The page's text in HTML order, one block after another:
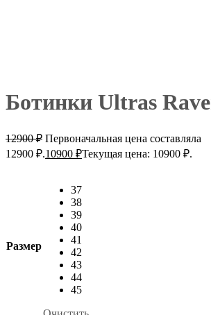
Ботинки Ultras
12900₽ Первоначальная цена составляла
12900 ₽.10900 ₽Текущая цена: 10900 ₽.
Размер
37
38
39
40
41
42
43
44
45